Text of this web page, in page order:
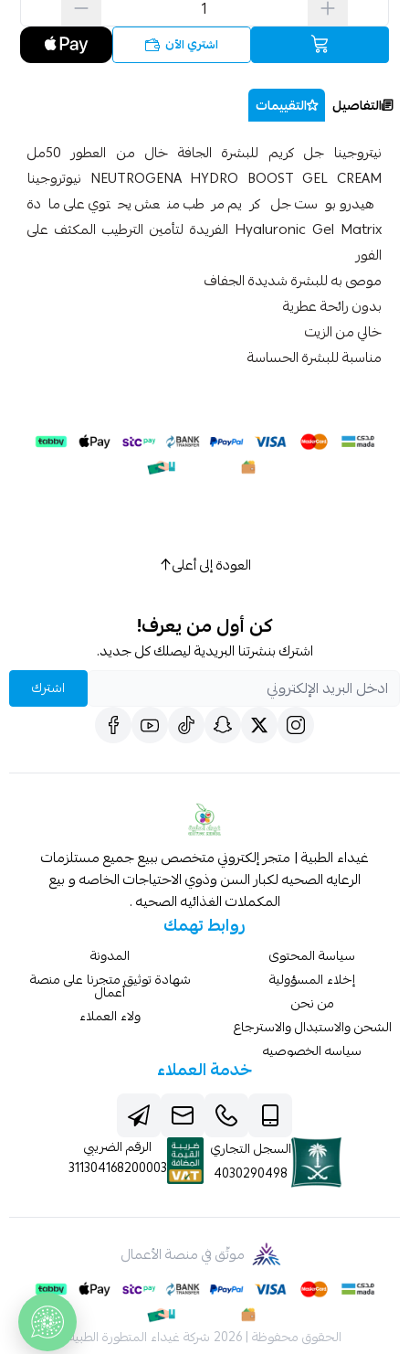
اشتري الآن
التفاصيل التقييمات
نيتروجينا جل كريم للبشرة الجافة خال من العطور 50مل
NEUTROGENA HYDRO BOOST GEL CREAM نيوتروجينا
هيدرو بوست جل كريم مرطب منعش يحتوي على مادة
Hyaluronic Gel Matrix الفريدة لتأمين الترطيب المكثف على
الفور
موصى به للبشرة شديدة الجفاف
بدون رائحة عطرية
خالي من الزيت
مناسبة للبشرة الحساسة
العودة إلى أعلى
كن أول من يعرف!
اشترك بنشرتنا البريدية ليصلك كل جديد.
اشترك
غيداء الطبية | متجر إلكتروني متخصص ببيع جميع مستلزمات
الرعايه الصحيه لكبار السن وذوي الاحتياجات الخاصه و بيع
المكملات الغذائيه الصحيه .
روابط تهمك
سياسة المحتوى
إخلاء المسؤولية
من نحن
الشحن والاستبدال والاسترجاع
سياسه الخصوصيه
المدونة
شهادة توثيق متجرنا على منصة
أعمال
ولاء العملاء
خدمة العملاء
السجل التجاري
4030290498
الرقم الضريبي
311304168200003
موثّق في منصة الأعمال
الحقوق محفوظة | 2026 شركة غيداء المتطورة الطبية